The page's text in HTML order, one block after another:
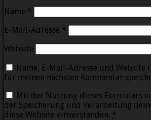
Name *
E-Mail-Adresse *
Website
Name, E-Mail-Adresse und Website
für meinen nächsten Kommentar
Mit der Nutzung dieses Formulars
der Speicherung und Verarbeitung
diese Website einverstanden. *